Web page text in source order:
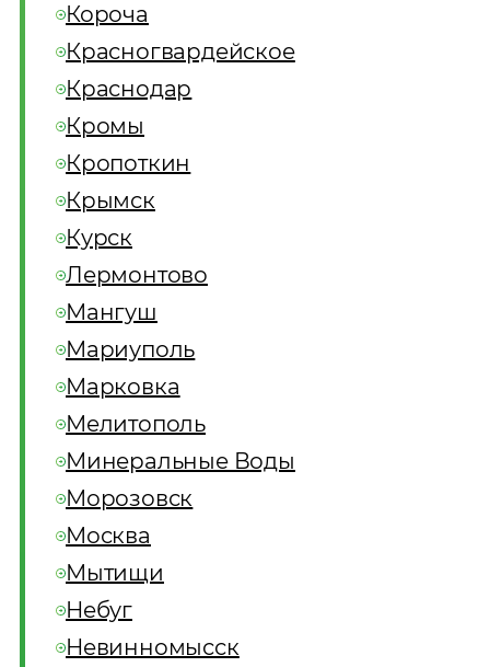
Короча
Красногвардейское
Краснодар
Кромы
Кропоткин
Крымск
Курск
Лермонтово
Мангуш
Мариуполь
Марковка
Мелитополь
Минеральные Воды
Морозовск
Москва
Мытищи
Небуг
Невинномысск